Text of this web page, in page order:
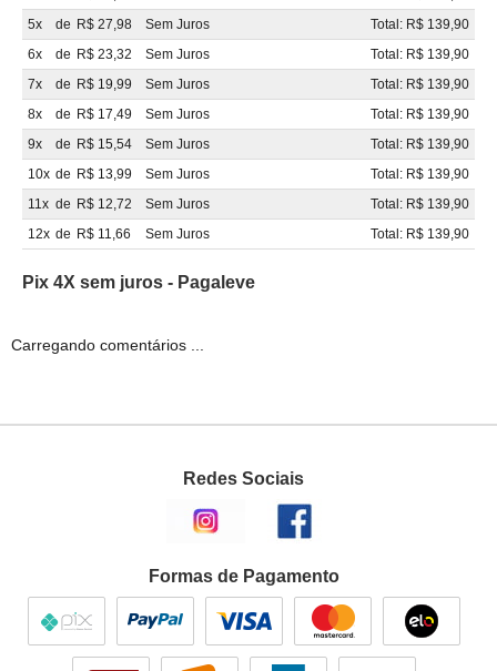
5x
de R$ 27,98 Sem Juros
Total: R$ 139,90
6x
de R$ 23,32 Sem Juros
Total: R$ 139,90
7x
de R$ 19,99 Sem Juros
Total: R$ 139,90
8x
de R$ 17,49 Sem Juros
Total: R$ 139,90
9x
de R$ 15,54 Sem Juros
Total: R$ 139,90
10x de R$ 13,99 Sem Juros
Total: R$ 139,90
11x de R$ 12,72 Sem Juros
Total: R$ 139,90
12x de R$ 11,66 Sem Juros Total: R$ 139,90
Pix 4X sem juros - Pagaleve
Carregando comentários ...
Redes Sociais
Formas de Pagamento